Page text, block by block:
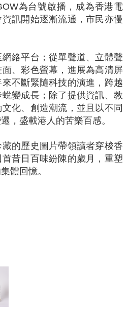
為台號啟播，成為香港電
訊開始逐漸流通，市民亦慢
絡平台；從單聲道、立體聲
、彩色螢幕，進展為高清屏
不斷緊隨科技的演進，跨越
變成長；除了提供資訊、教
化、創造潮流，並且以不同
，盛載港人的苦樂百感。
的歷史圖片帶領讀者穿梭香
昔日百味紛陳的歲月，重塑
體回憶。